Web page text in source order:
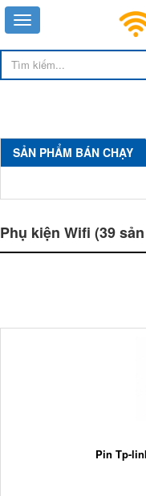
SẢN PHẨM BÁN CHẠY
Phụ kiện Wifi (39
Pin Tp-